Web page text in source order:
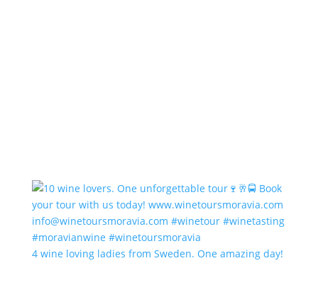
4 wine loving ladies from Sweden. One amazing day!